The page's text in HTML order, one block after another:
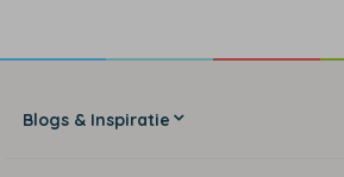
Blogs & Inspiratie